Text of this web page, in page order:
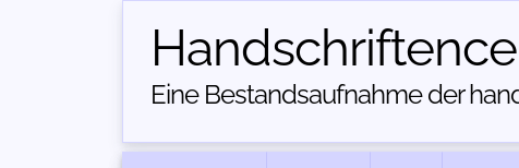
Eine Bestandsaufnahme der